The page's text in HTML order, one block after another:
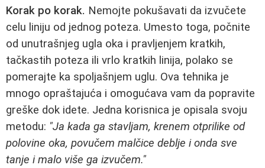
Korak po korak. Nemojte pokušavati da izvučete
celu liniju od jednog poteza. Umesto toga, počnite
od unutrašnjeg ugla oka i pravljenjem kratkih,
tačkastih poteza ili vrlo kratkih linija, polako se
pomerajte ka spoljašnjem uglu. Ova tehnika je
mnogo opraštajuća i omogućava vam da popravite
greške dok idete. Jedna korisnica je opisala svoju
metodu: "Ja kada ga stavljam, krenem otprilike od
polovine oka, povučem malčice deblje i onda sve
tanje i malo više ga izvučem."